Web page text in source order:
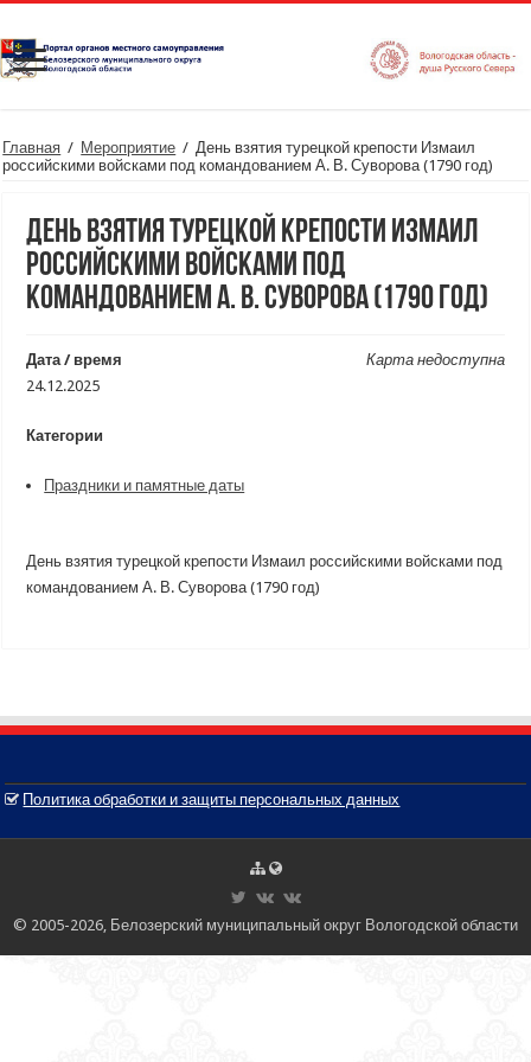
Главная / Мероприятие / День взятия турецкой крепости Измаил
российскими войсками под командованием А. В. Суворова (1790 год)
День взятия турецкой крепости Измаил
российскими войсками под
командованием А. В. Суворова (1790 год)
Карта недоступна
Дата / время
24.12.2025
Категории
Праздники и памятные даты
День взятия турецкой крепости Измаил российскими войсками под
командованием А. В. Суворова (1790 год)
Политика обработки и защиты персональных данных
© 2005-2026, Белозерский муниципальный округ Вологодской области